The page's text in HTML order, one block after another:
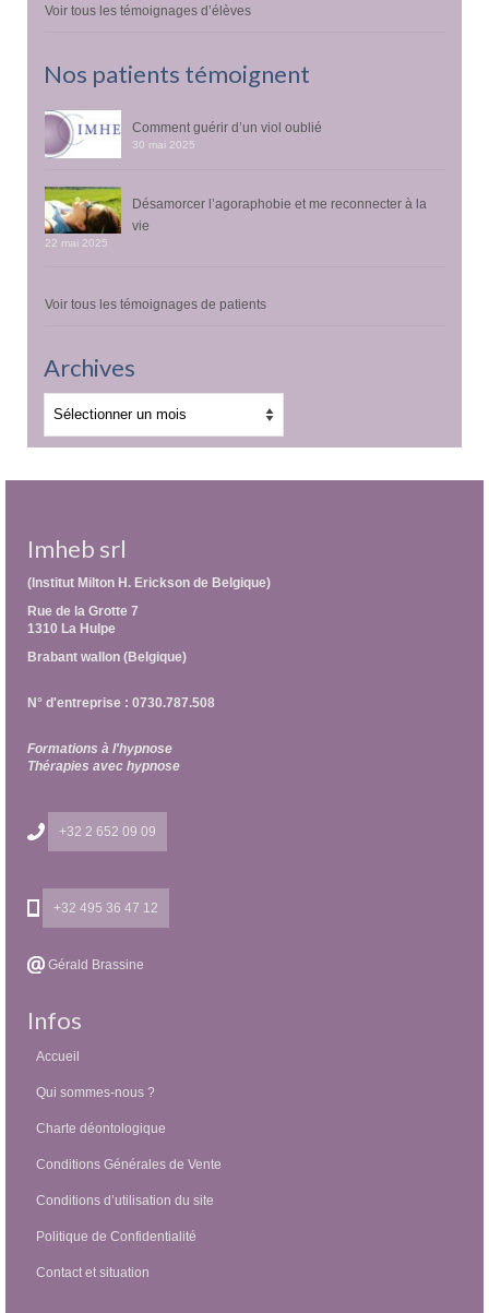
Voir tous les témoignages d’élèves
Nos patients témoignent
Comment guérir d’un viol oublié
30 mai 2025
Désamorcer l’agoraphobie et me reconnecter à la
vie
22 mai 2025
Voir tous les témoignages de patients
Archives
Imheb srl
(Institut Milton H. Erickson de Belgique)
Rue de la Grotte 7
1310 La Hulpe
Brabant wallon (Belgique)
N° d'entreprise : 0730.787.508
Formations à l'hypnose
Thérapies avec hypnose
+32 2 652 09 09
+32 495 36 47 12
Gérald Brassine
Infos
Accueil
Qui sommes-nous ?
Charte déontologique
Conditions Générales de Vente
Conditions d’utilisation du site
Politique de Confidentialité
Contact et situation